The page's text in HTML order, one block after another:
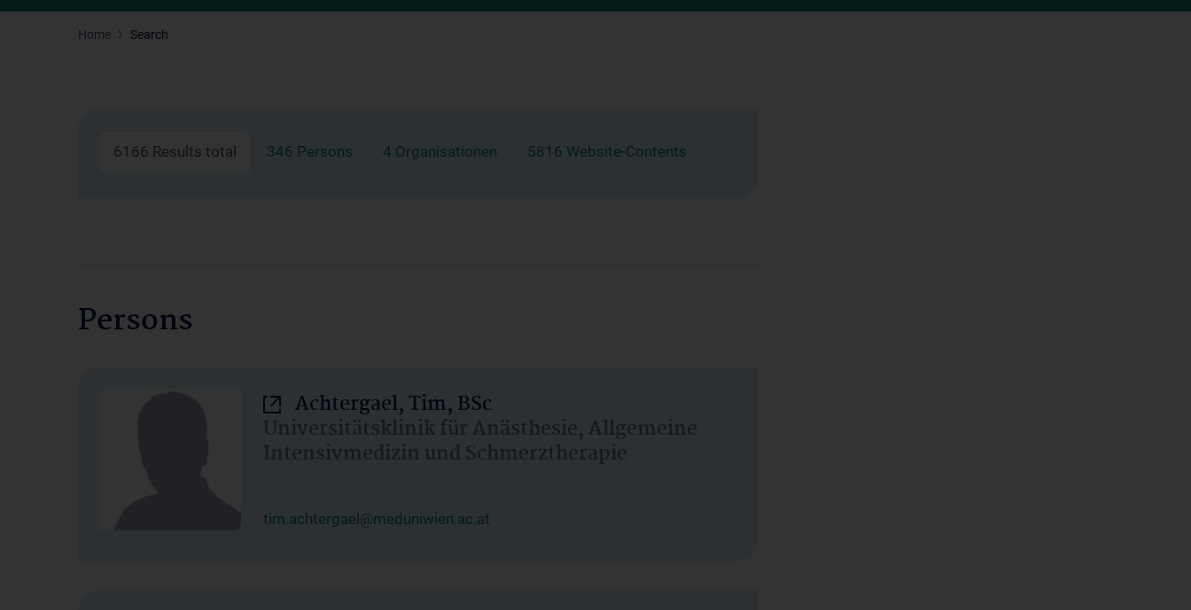
Home Search
6166 Results total 346 Persons 4 Organisationen 5816 Website-Contents
Persons
Achtergael, Tim, BSc
Universitätsklinik für Anästhesie, Allgemeine
Intensivmedizin und Schmerztherapie
tim.achtergael@meduniwien.ac.at